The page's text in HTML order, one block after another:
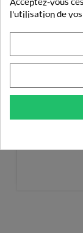
l'utilisation de vos